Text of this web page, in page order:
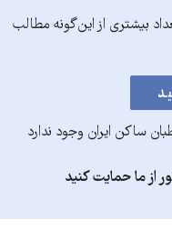
بیشتری از این‌گونه مطالب
ساکن ایران وجود ندارد
از ما حمایت کنید